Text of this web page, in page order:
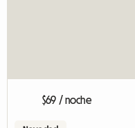
$69 / noche